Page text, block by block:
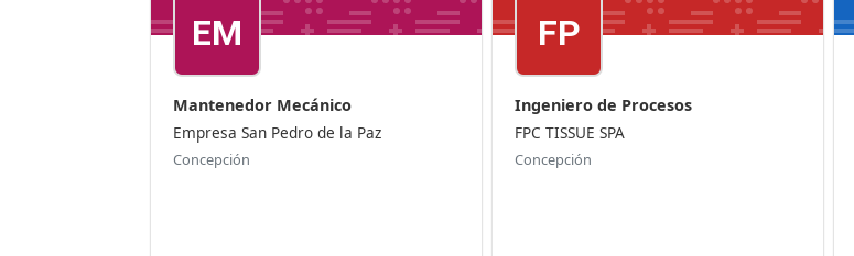
EM
Mantenedor Mecánico
Empresa San Pedro de la Paz
Concepción
FP
Ingeniero de Procesos
FPC TISSUE SPA
Concepción